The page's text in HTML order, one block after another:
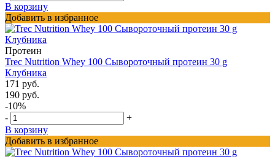
В корзину
Добавить в избранное
Протеин
Trec Nutrition Whey 100 Сывороточный протеин 30 g
Клубника
171 руб.
190 руб.
-10%
-
+
В корзину
Добавить в избранное